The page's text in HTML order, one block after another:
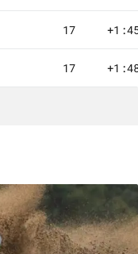
17
17